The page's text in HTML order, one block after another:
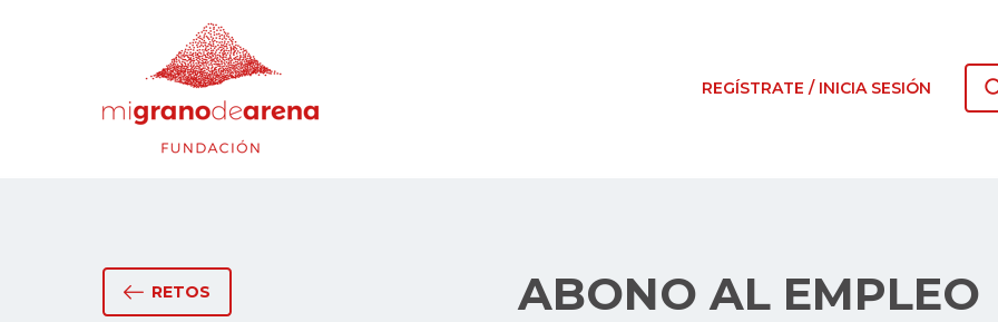
REGÍSTRATE / INICIA SESIÓN
RETOS ABONO AL EMPLEO